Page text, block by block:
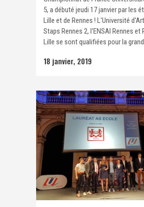
5, a débuté jeudi 17 janvier par les
Lille et de Rennes ! L'Université
Staps Rennes 2, l'ENSAI Rennes et
Lille se sont qualifiées pour la
18 janvier, 2019